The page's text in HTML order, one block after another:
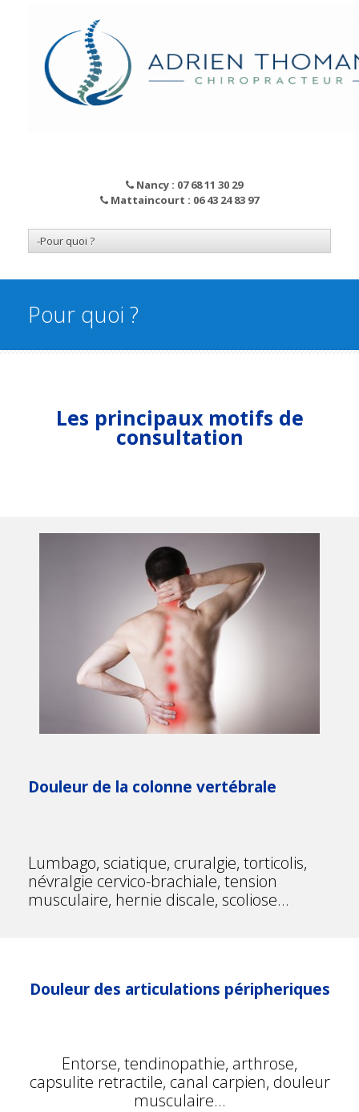
Nancy : 07 68 11 30 29
Mattaincourt : 06 43 24 83 97
Pour quoi ?
Les principaux motifs de
consultation
Douleur de la colonne vertébrale
Lumbago, sciatique, cruralgie, torticolis,
névralgie cervico-brachiale, tension
musculaire, hernie discale, scoliose…
Douleur des articulations péripheriques
Entorse, tendinopathie, arthrose,
capsulite retractile, canal carpien, douleur
musculaire…